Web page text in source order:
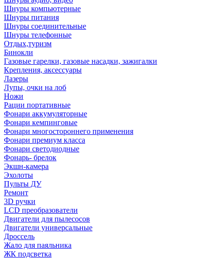
Шнуры компьютерные
Шнуры питания
Шнуры соединительные
Шнуры телефонные
Отдых,туризм
Бинокли
Газовые гарелки, газовые насадки, зажигалки
Крепления, аксессуары
Лазеры
Лупы, очки на лоб
Ножи
Рации портативные
Фонари аккумуляторные
Фонари кемпинговые
Фонари многостороннего применения
Фонари премиум класса
Фонари светодиодные
Фонарь- брелок
Экшн-камера
Эхолоты
Пульты ДУ
Ремонт
3D ручки
LCD преобразователи
Двигатели для пылесосов
Двигатели универсальные
Дроссель
Жало для паяльника
ЖК подсветка